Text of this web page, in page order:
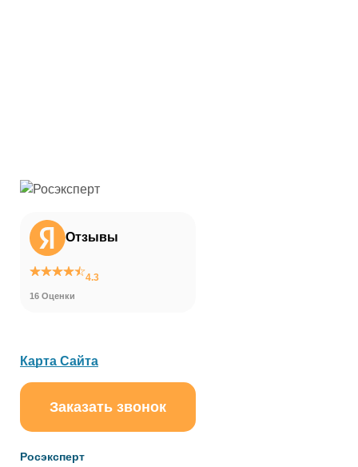
Отзывы
4.3
16 Оценки
Росэксперт
Карта Сайта
Заказать звонок
online